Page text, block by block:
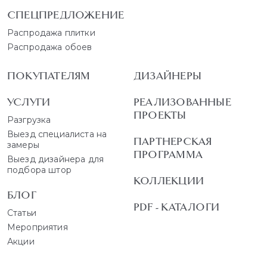
СПЕЦПРЕДЛОЖЕНИЕ
Распродажа плитки
Распродажа обоев
ПОКУПАТЕЛЯМ
УСЛУГИ
Разгрузка
Выезд специалиста на
замеры
Выезд дизайнера для
подбора штор
БЛОГ
Статьи
Мероприятия
Акции
ДИЗАЙНЕРЫ
РЕАЛИЗОВАННЫЕ
ПРОЕКТЫ
ПАРТНЕРСКАЯ
ПРОГРАММА
КОЛЛЕКЦИИ
PDF - КАТАЛОГИ